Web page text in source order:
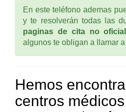
En este teléfono ademas
y te resolverán todas las
paginas de cita no
algunos te obligan a llamar
Hemos
centros